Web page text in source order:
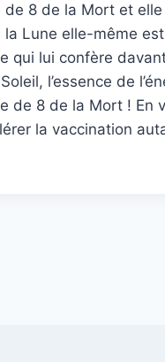
8 de la Mort et
la Lune elle-même
qui lui confère
l’essence de
de 8 de la Mort ! En
la vaccination